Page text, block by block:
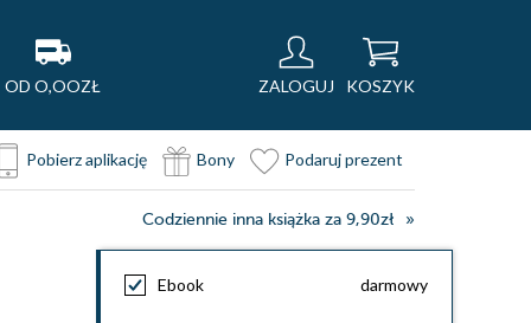
OD O,OOZŁ ZALOGUJ KOSZYK
Pobierz aplikację Bony Podaruj prezent
Codziennie inna książka za 9,90zł
Ebook darmowy